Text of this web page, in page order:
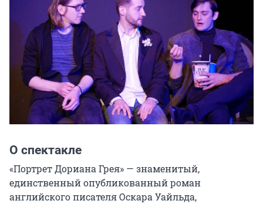
О спектакле
«Портрет Дориана Грея» — знаменитый,
единственный опубликованный роман
английского писателя Оскара Уайльда,